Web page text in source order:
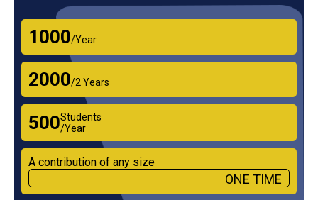
₹1000/Year
₹2000/2 Years
₹500Students
/Year
A contribution of any size
ONE TIME